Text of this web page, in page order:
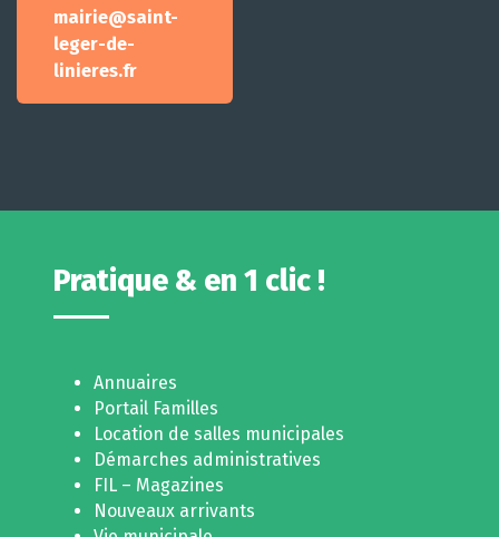
mairie@saint-
leger-de-
linieres.fr
Pratique & en 1 clic !
Annuaires
Portail Familles
Location de salles municipales
Démarches administratives
FIL – Magazines
Nouveaux arrivants